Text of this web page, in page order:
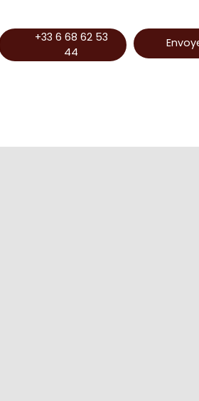
+33 6 68 62 53
44